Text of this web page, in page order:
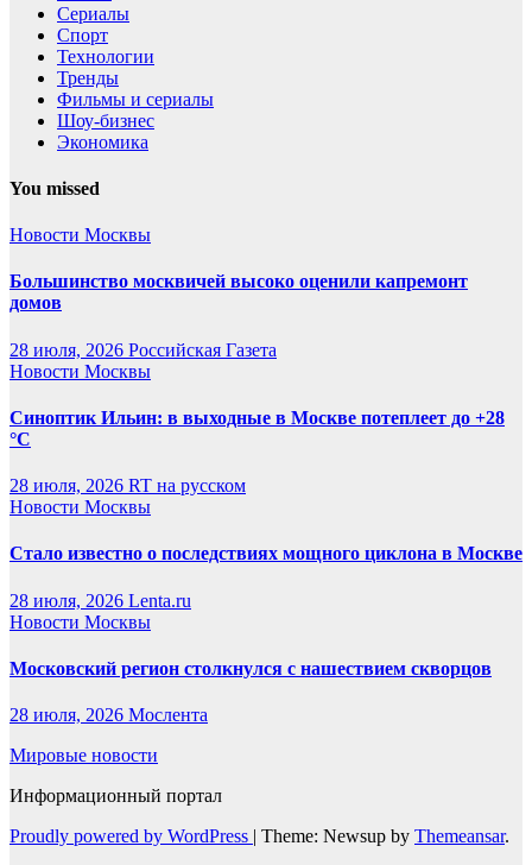
Сериалы
Спорт
Технологии
Тренды
Фильмы и сериалы
Шоу-бизнес
Экономика
You missed
Новости Москвы
Большинство москвичей высоко оценили капремонт
домов
28 июля, 2026 Российская Газета
Новости Москвы
Синоптик Ильин: в выходные в Москве потеплеет до +28
°C
28 июля, 2026 RT на русском
Новости Москвы
Стало известно о последствиях мощного циклона в Москве
28 июля, 2026 Lenta.ru
Новости Москвы
Московский регион столкнулся с нашествием скворцов
28 июля, 2026 Мослента
Мировые новости
Информационный портал
Proudly powered by WordPress | Theme: Newsup by Themeansar.